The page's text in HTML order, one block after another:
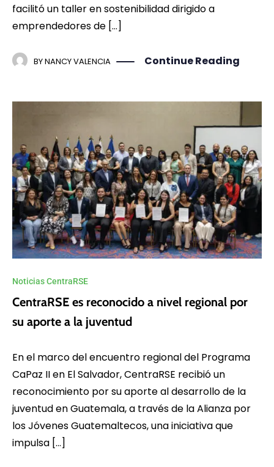
facilitó un taller en sostenibilidad dirigido a
emprendedores de […]
BYNANCY VALENCIA Continue Reading
Noticias CentraRSE
CentraRSE es reconocido a nivel regional por
su aporte a la juventud
En el marco del encuentro regional del Programa
CaPaz II en El Salvador, CentraRSE recibió un
reconocimiento por su aporte al desarrollo de la
juventud en Guatemala, a través de la Alianza por
los Jóvenes Guatemaltecos, una iniciativa que
impulsa […]